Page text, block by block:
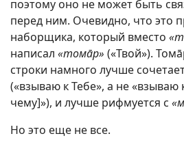
поэтому оно не может быть
перед ним. Очевидно, что это
наборщика, который вместо
написал «томāр» («Твой»).
строки намного лучше
(«взываю к Тебе», а не «взываю
чему]»), и лучше рифмуется с
Но это еще не все.